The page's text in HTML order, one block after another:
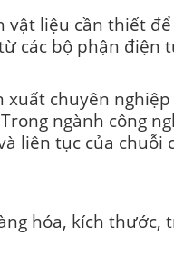
liệu cần thiết
các bộ phận
chuyên
ngành công
liên tục của chuỗi
hóa, kích thước,